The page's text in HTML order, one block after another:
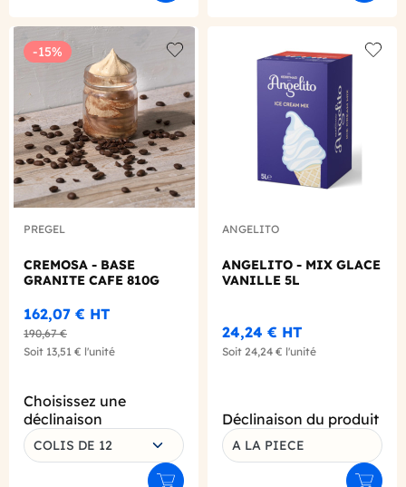
-15%
Add to wishlist
PREGEL
CREMOSA - BASE
GRANITE CAFE 810G
162,07 € HT
190,67 €
Soit 13,51 € l'unité
Choisissez une
déclinaison
COLIS DE 12
ANGELITO
ANGELITO - MIX GLACE
VANILLE 5L
24,24 € HT
Soit 24,24 € l'unité
Déclinaison du produit
A LA PIECE